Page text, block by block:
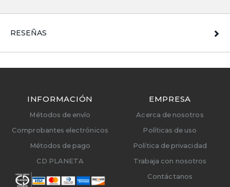
RESEÑAS
INFORMACIÓN
Métodos de envío
Comprobantes electrónicos
Métodos de pago
CD PLANETA
EMPRESA
Acerca de nosotros
Políticas de uso
Política de privacidad
Trabaja con nosotros
Contáctanos